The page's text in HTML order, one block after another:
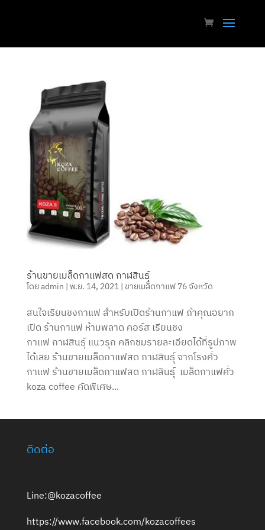
ร้านขายเมล็ดกาแฟสด กาฬสินธุ์
โดยadmin | พ.ย. 14, 2021| ขายเมล็ดกาแฟ 76 จังหวัด
สนใจเรียนชงกาแฟ สำหรับเปิดร้านกาแฟ ถ้าคุณอยาก
เปิด ร้านกาแฟ ห้ามพลาด คอร์ส เรียนชง
กาแฟ กาฬสินธุ์ แนวรุก คลิกชมรายละเอียดได้ที่รูปภาพ
ได้เลย ร้านขายเมล็ดกาแฟสด กาฬสินธุ์ จากโรงคั่ว
กาแฟ ร้านขายเมล็ดกาแฟสด กาฬสินธุ์ เมล็ดกาแฟคั่ว
koza coffee คัดพิเศษ...
ติดต่อ
Line:@kozacoffee
https://www.facebook.com/kozacoffees